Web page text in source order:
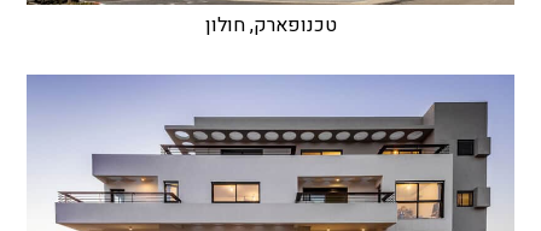
טכנופארק, חולון